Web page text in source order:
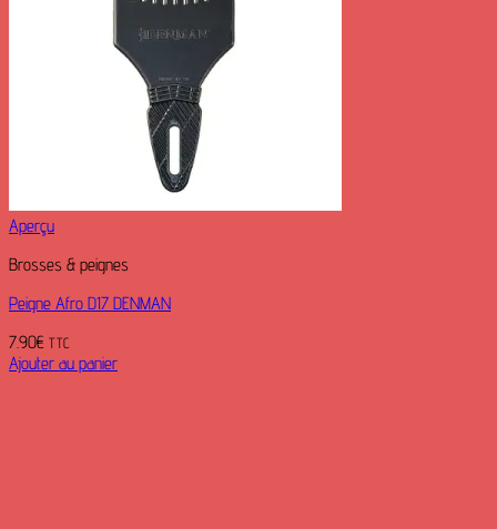
Aperçu
Brosses & peignes
Peigne Afro D17 DENMAN
7.90€ TTC
Ajouter au panier